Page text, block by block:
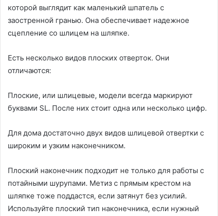
которой выглядит как маленький шпатель с
заостренной гранью. Она обеспечивает надежное
сцепление со шлицем на шляпке.
Есть несколько видов плоских отверток. Они
отличаются:
Плоские, или шлицевые, модели всегда маркируют
буквами SL. После них стоит одна или несколько цифр.
Для дома достаточно двух видов шлицевой отвертки с
широким и узким наконечником.
Плоский наконечник подходит не только для работы с
потайными шурупами. Метиз с прямым крестом на
шляпке тоже поддастся, если затянут без усилий.
Используйте плоский тип наконечника, если нужный